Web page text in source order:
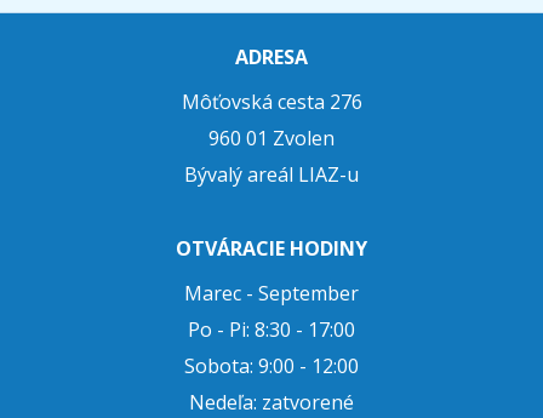
ADRESA
Môťovská cesta 276
960 01 Zvolen
Bývalý areál LIAZ-u
OTVÁRACIE HODINY
Marec - September
Po - Pi: 8:30 - 17:00
Sobota: 9:00 - 12:00
Nedeľa: zatvorené